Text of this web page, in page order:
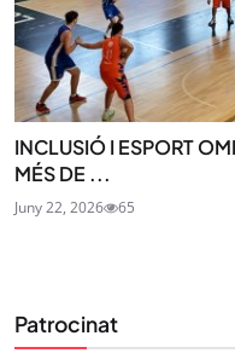
INCLUSIÓ I ESPORT
MÉS DE ...
Juny 22, 2026 65
Patrocinat